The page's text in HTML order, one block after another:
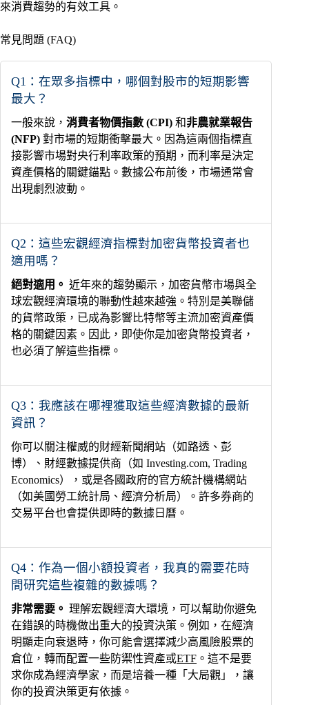
來消費趨勢的有效工具。
常見問題 (FAQ)
Q1：在眾多指標中，哪個對股市的短期影響
最大？
一般來說， 消費者物價指數 (CPI) 和非農就業報告
(NFP) 對市場的短期衝擊最大。因為這兩個指標直
接影響市場對央行利率政策的預期，而利率是決定
資產價格的關鍵錨點。數據公布前後，市場通常會
出現劇烈波動。
Q2：這些宏觀經濟指標對加密貨幣投資者也
適用嗎？
絕對適用。 近年來的趨勢顯示，加密貨幣市場與全
球宏觀經濟環境的聯動性越來越強。特別是美聯儲
的貨幣政策，已成為影響比特幣等主流加密資產價
格的關鍵因素。因此，即使你是加密貨幣投資者，
也必須了解這些指標。
Q3：我應該在哪裡獲取這些經濟數據的最新
資訊？
你可以關注權威的財經新聞網站（如路透、彭
博）、財經數據提供商（如 Investing.com, Trading
Economics），或是各國政府的官方統計機構網站
（如美國勞工統計局、經濟分析局）。許多券商的
交易平台也會提供即時的數據日曆。
Q4：作為一個小額投資者，我真的需要花時
間研究這些複雜的數據嗎？
非常需要。 理解宏觀經濟大環境，可以幫助你避免
在錯誤的時機做出重大的投資決策。例如，在經濟
明顯走向衰退時，你可能會選擇減少高風險股票的
倉位，轉而配置一些防禦性資產或ETF 。這不是要
求你成為經濟學家，而是培養一種「大局觀」，讓
你的投資決策更有依據。